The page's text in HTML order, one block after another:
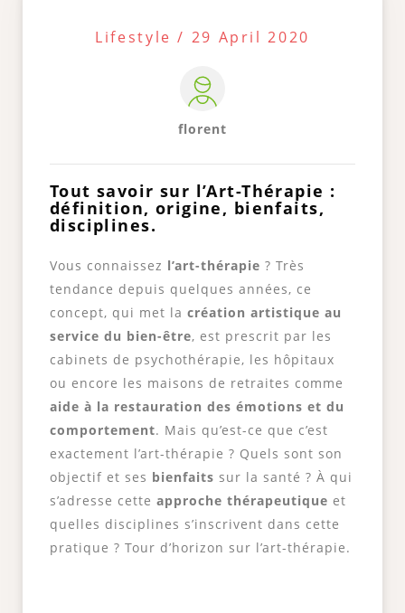
Lifestyle / 29 April 2020
florent
Tout savoir sur l’Art-Thérapie :
définition, origine, bienfaits,
disciplines.
Vous connaissez l’art-thérapie ? Très
tendance depuis quelques années, ce
concept, qui met la création artistique au
service du bien-être, est prescrit par les
cabinets de psychothérapie, les hôpitaux
ou encore les maisons de retraites comme
aide à la restauration des émotions et du
comportement. Mais qu’est-ce que c’est
exactement l’art-thérapie ? Quels sont son
objectif et ses bienfaits sur la santé ? À qui
s’adresse cette approche thérapeutique et
quelles disciplines s’inscrivent dans cette
pratique ? Tour d’horizon sur l’art-thérapie.